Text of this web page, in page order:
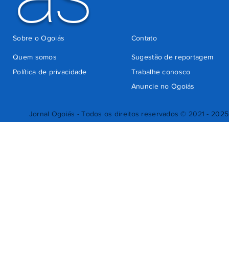
Jornal Ogoiás - Todos os direitos reservados © 2021 - 2025
Quem somos
Sugestão de reportagem
Trabalhe conosco
Política de privacidade
Anuncie no Ogoiás
Contato
Sobre o Ogoiás